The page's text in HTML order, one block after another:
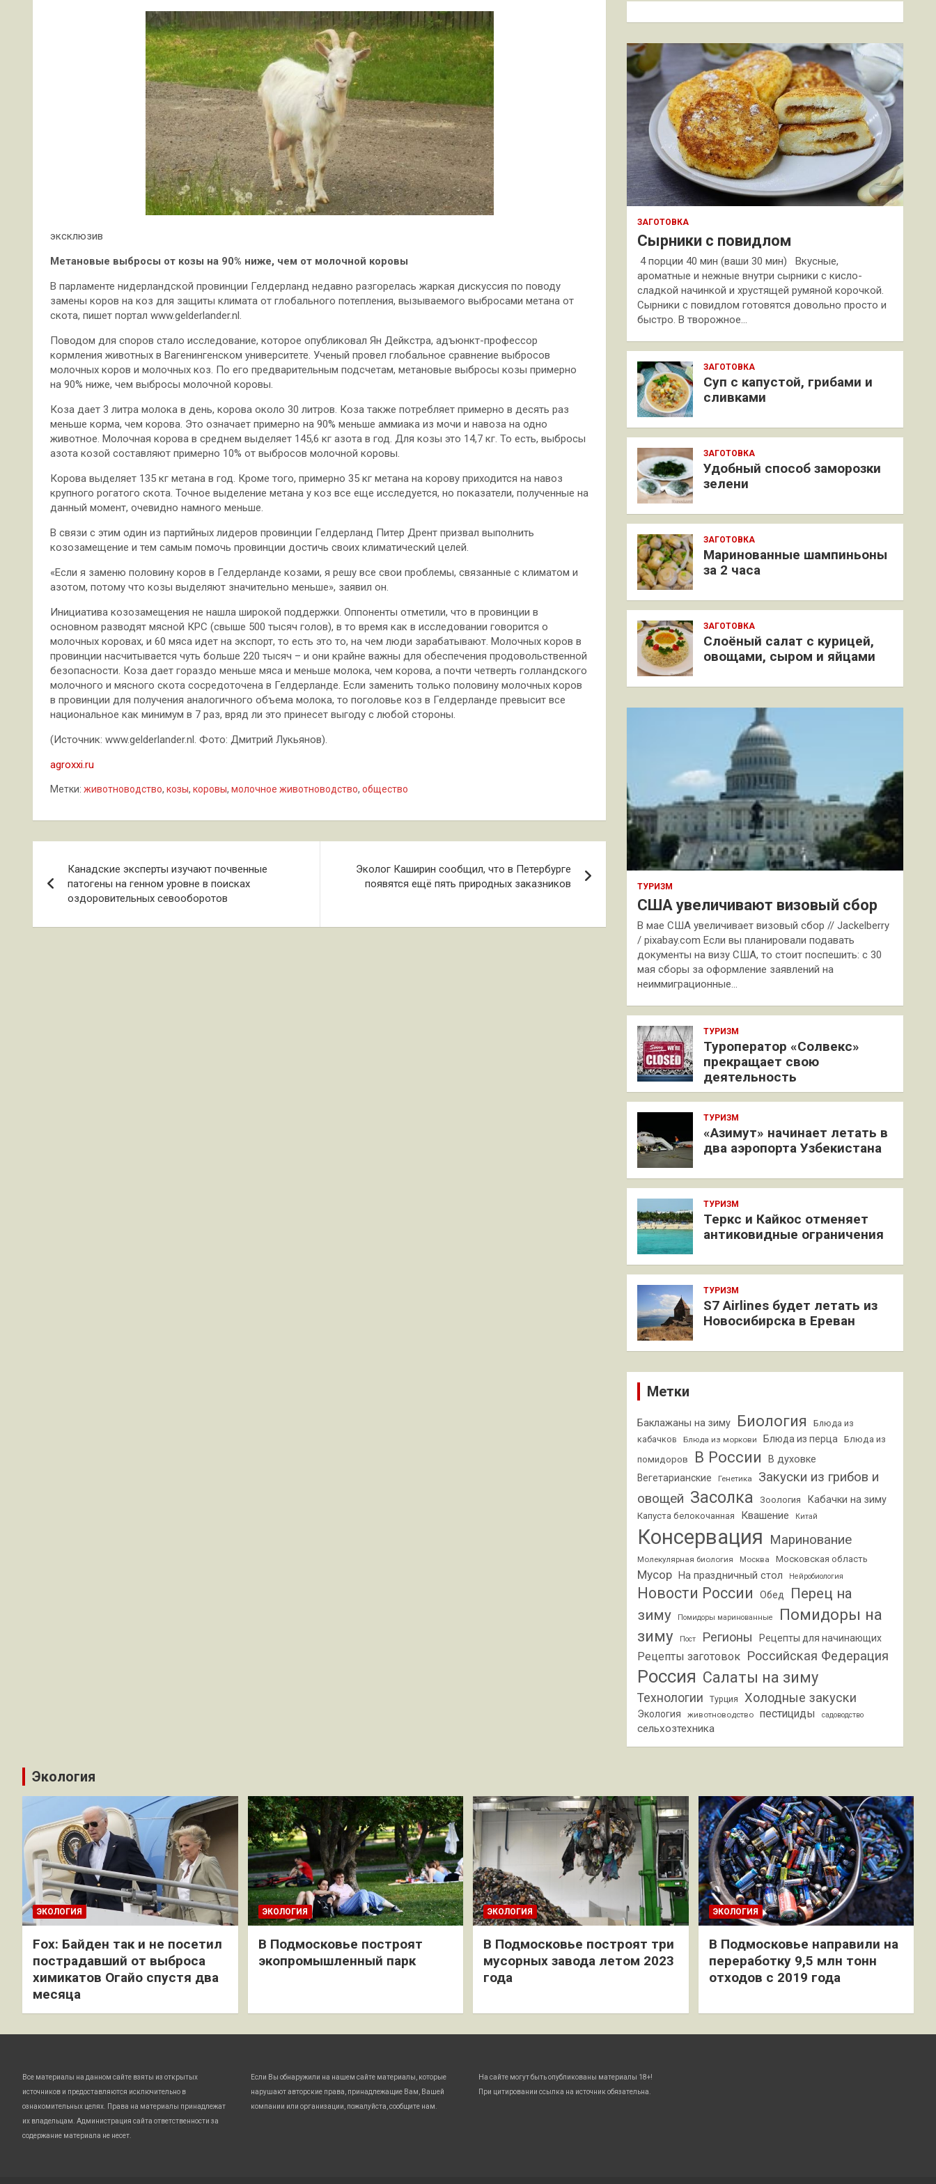
эксклюзив
Метановые выбросы от козы на 90% ниже, чем от молочной коровы
В парламенте нидерландской провинции Гелдерланд недавно разгорелась жаркая дискуссия по поводу
замены коров на коз для защиты климата от глобального потепления, вызываемого выбросами метана от
скота, пишет портал www.gelderlander.nl.
Поводом для споров стало исследование, которое опубликовал Ян Дейкстра, адъюнкт-профессор
кормления животных в Вагенингенском университете. Ученый провел глобальное сравнение выбросов
молочных коров и молочных коз. По его предварительным подсчетам, метановые выбросы козы примерно
на 90% ниже, чем выбросы молочной коровы.
Коза дает 3 литра молока в день, корова около 30 литров. Коза также потребляет примерно в десять раз
меньше корма, чем корова. Это означает примерно на 90% меньше аммиака из мочи и навоза на одно
животное. Молочная корова в среднем выделяет 145,6 кг азота в год. Для козы это 14,7 кг. То есть, выбросы
азота козой составляют примерно 10% от выбросов молочной коровы.
Корова выделяет 135 кг метана в год. Кроме того, примерно 35 кг метана на корову приходится на навоз
крупного рогатого скота. Точное выделение метана у коз все еще исследуется, но показатели, полученные на
данный момент, очевидно намного меньше.
В связи с этим один из партийных лидеров провинции Гелдерланд Питер Дрент призвал выполнить
козозамещение и тем самым помочь провинции достичь своих климатический целей.
«Если я заменю половину коров в Гелдерланде козами, я решу все свои проблемы, связанные с климатом и
азотом, потому что козы выделяют значительно меньше», заявил он.
Инициатива козозамещения не нашла широкой поддержки. Оппоненты отметили, что в провинции в
основном разводят мясной КРС (свыше 500 тысяч голов), в то время как в исследовании говорится о
молочных коровах, и 60 мяса идет на экспорт, то есть это то, на чем люди зарабатывают. Молочных коров в
провинции насчитывается чуть больше 220 тысяч – и они крайне важны для обеспечения продовольственной
безопасности. Коза дает гораздо меньше мяса и меньше молока, чем корова, а почти четверть голландского
молочного и мясного скота сосредоточена в Гелдерланде. Если заменить только половину молочных коров
в провинции для получения аналогичного объема молока, то поголовье коз в Гелдерланде превысит все
национальное как минимум в 7 раз, вряд ли это принесет выгоду с любой стороны.
(Источник: www.gelderlander.nl. Фото: Дмитрий Лукьянов).
agroxxi.ru
Метки: животноводство, козы, коровы, молочное животноводство, общество
по
записям
Канадские эксперты изучают почвенные
патогены на генном уровне в поисках
оздоровительных севооборотов
Эколог Каширин сообщил, что в Петербурге
появятся ещё пять природных заказников
к
ЗАГОТОВКА
Сырники с повидлом
4 порции 40 мин (ваши 30 мин) Вкусные,
ароматные и нежные внутри сырники с кисло-
сладкой начинкой и хрустящей румяной корочкой.
Сырники с повидлом готовятся довольно просто и
быстро. В творожное…
ЗАГОТОВКА
Суп с капустой, грибами и
сливками
ЗАГОТОВКА
Удобный способ заморозки
зелени
ЗАГОТОВКА
Маринованные шампиньоны
за 2 часа
ЗАГОТОВКА
Слоёный салат с курицей,
овощами, сыром и яйцами
ТУРИЗМ
США увеличивают визовый сбор
В мае США увеличивает визовый сбор // Jackelberry
/ pixabay.com Если вы планировали подавать
документы на визу США, то стоит поспешить: с 30
мая сборы за оформление заявлений на
неиммиграционные…
ТУРИЗМ
Туроператор «Солвекс»
прекращает свою
деятельность
ТУРИЗМ
«Азимут» начинает летать в
два аэропорта Узбекистана
ТУРИЗМ
Теркс и Кайкос отменяет
антиковидные ограничения
ТУРИЗМ
S7 Airlines будет летать из
Новосибирска в Ереван
Метки
Баклажаны на зиму Биология
Блюда из
кабачков
Блюда из моркови Блюда из перца
Блюда из
помидоров
В России В духовке
Вегетарианские Генетика
Закуски из грибов и
овощей Засолка Зоология Кабачки на зиму
Капуста белокочанная Квашение Китай
Консервация Маринование
Молекулярная биология Москва Московская область
Мусор На праздничный стол Нейробиология
Новости России Обед
Перец на
зиму
Помидоры маринованные
Помидоры на
зиму
Пост Регионы Рецепты для начинающих
Рецепты заготовок Российская Федерация
Россия Салаты на зиму
Технологии Турция Холодные закуски
Экология животноводство пестициды садоводство
сельхозтехника
Экология
ЭКОЛОГИЯ
Fox: Байден так и не посетил
пострадавший от выброса
химикатов Огайо спустя два
месяца
ЭКОЛОГИЯ
В Подмосковье построят
экопромышленный парк
ЭКОЛОГИЯ
В Подмосковье построят три
мусорных завода летом 2023
года
ЭКОЛОГИЯ
В Подмосковье направили на
переработку 9,5 млн тонн
отходов с 2019 года
Все материалы на данном сайте взяты из открытых
источников и предоставляются исключительно в
ознакомительных целях. Права на материалы принадлежат
их владельцам. Администрация сайта ответственности за
содержание материала не несет.
Если Вы обнаружили на нашем сайте материалы, которые
нарушают авторские права, принадлежащие Вам, Вашей
компании или организации, пожалуйста, сообщите нам.
На сайте могут быть опубликованы материалы 18+!
При цитировании ссылка на источник обязательна.